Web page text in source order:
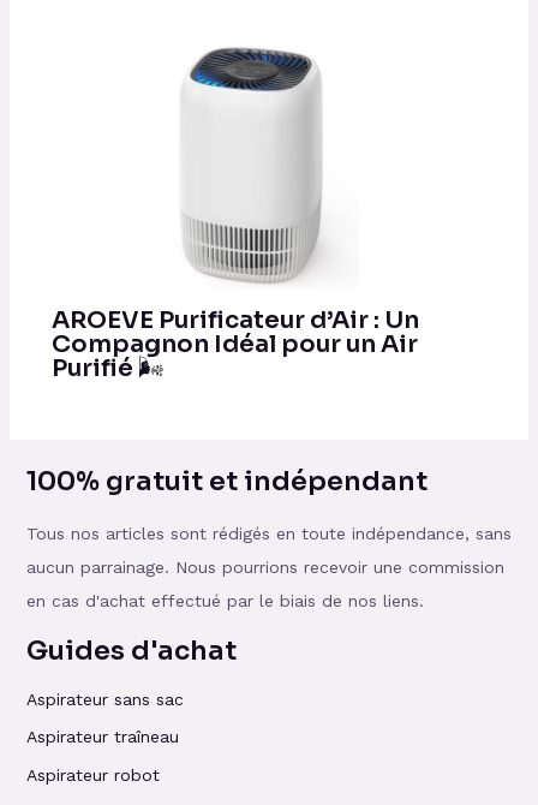
AROEVE Purificateur d’Air : Un
Compagnon Idéal pour un Air
Purifié 🌬️
100% gratuit et indépendant
Tous nos articles sont rédigés en toute indépendance, sans
aucun parrainage. Nous pourrions recevoir une commission
en cas d'achat effectué par le biais de nos liens.
Guides d'achat
Aspirateur sans sac
Aspirateur traîneau
Aspirateur robot